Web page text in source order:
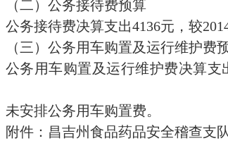
（二）公务接待费预算
公务接待费决算支出4136元，较
（三）公务用车购置及运行维护费
公务用车购置及运行维护费决算支
未安排公务用车购置费。
附件： 昌吉州食品药品安全稽查支